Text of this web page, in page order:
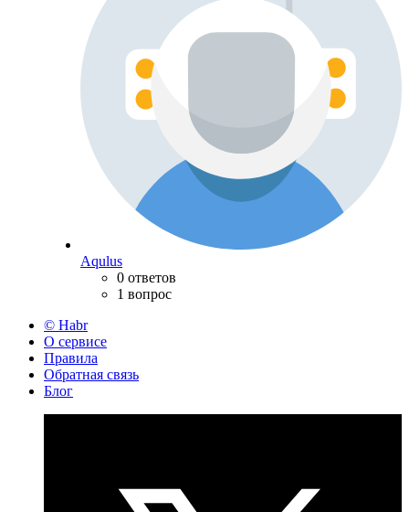
Aqulus
0 ответов
1 вопрос
© Habr
О сервисе
Правила
Обратная связь
Блог